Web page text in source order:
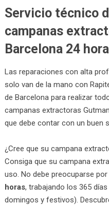
Servicio técnico
campanas
Barcelona 24
Las reparaciones con alta
solo van de la mano con
de Barcelona para realizar
campanas extractoras
que debe contar con un buen
¿Cree que su campana
Consiga que su campana
uso. No debe preocuparse
horas, trabajando los 365
domingos y festivos).